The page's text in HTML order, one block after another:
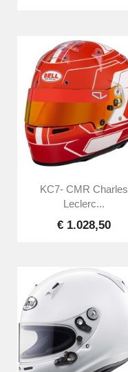
KC7- CMR Charles
Leclerc...
€ 1.028,50